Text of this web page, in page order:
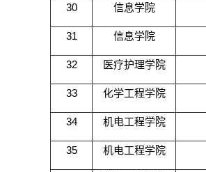
30 信息学院
31 信息学院
32 医疗护理学院
33 化学工程学院
34 机电工程学院
35 机电工程学院